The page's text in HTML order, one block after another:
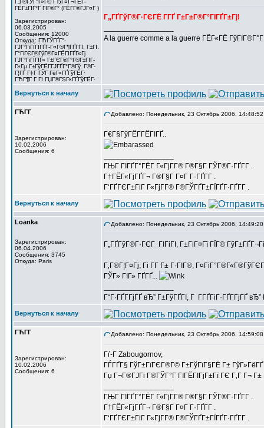
Г„Г®ГЎГ°Г»Г© ГЂГ¤Г¬ГЁГ­
ГЁГ±ГІГ°Г ГІГ®Г° (ГЁГ­Г®ГЈГ¤Г )
Зарегистрирован:
06.03.2005
Сообщения: 12000
Откуда: ГЋГЎГҐГ°-
ГЈГ°ГіГЇГЇГҐГ­-Г¤Г®Г¶ГҐГ­ГІ, Г±ГІ.
Г°ГіГЄГ®ГўГ®Г¤ГЁГІГҐГ«Гј
ГЈГ°ГіГЇГЇГ» Г±ГЄГ®Г°Г®Г±ГІГ­
Г»Гµ Г±ГўГЁГ­ГЈГҐГ°Г®Гў, Г®Г­
Г¦ГҐ Г‡Г ГЎГ ГёГ«ГҐГўГЁГ·
ГЋГ¶Г Г ГІ ГЏГ®ГЅГ«ГҐГўГЁГ·
Г„ГҐГўГ®Г·ГЄГЁ Г­ГҐ Г±Г±Г®Г°ГІГҐГ±Гј!
A la guerre comme a la guerre ГЁГ«ГЁ
Вернуться к началу
ГЋГ­Г
Зарегистрирован:
10.02.2006
Сообщения: 6
Добавлено: Понедельник, 23 Октябрь 2006, 14:48:52
Г€Г§ГўГЁГ­ГЁГІГҐ..
ГЊГ ГІГҐГ°ГЁГ Г«ГјГ­Г® Г®Г§Г ГЎГ®Г·ГҐГ­Г .
Г†ГЁГ«ГјГҐГ¬ Г®Г§Г Г¤Г Г·ГҐГ­Г .
Г‘ГҐГЄГ±ГіГ Г«ГјГ­Г® Г®ГЎГҐГ±ГЇГҐГ·ГҐГ­Г .
Вернуться к началу
Loanka
Зарегистрирован:
06.04.2006
Сообщения: 3745
Откуда: Paris
Добавлено: Понедельник, 23 Октябрь 2006, 14:49:20
Г„ГҐГўГ®Г·ГЄГ ГІГіГІ, Г±ГіГ¤Гї ГЇГ®
Г‚Г®Г¦Г¤Гј, Гі Г­Г Г± Г·ГІГ®,
ГЎГ» ГІГ» ГҐГҐ...
Г“Г·ГҐГ­ГјГҐ вЂ” Г±ГўГҐГІ, Г Г­ГҐГіГ·ГҐГ­ГјГҐ
Вернуться к началу
ГЋГ­Г
Зарегистрирован:
10.02.2006
Сообщения: 6
Добавлено: Понедельник, 23 Октябрь 2006, 14:59:08
Гѓ-Г­ Zabougornov,
ГЃГҐГ§ ГўГ±ГїГЄГ®Г© Г±ГўГїГ§ГЁ Г±
Гџ Г¬Г®ГЈГі Г®ГЎГ°Г ГІГЁГІГјГ±Гї ГЄ Г‚Г Г¬
ГЊГ ГІГҐГ°ГЁГ Г«ГјГ­Г® Г®Г§Г ГЎГ®Г·ГҐГ­Г .
Г†ГЁГ«ГјГҐГ¬ Г®Г§Г Г¤Г Г·ГҐГ­Г .
Г‘ГҐГЄГ±ГіГ Г«ГјГ­Г® Г®ГЎГҐГ±ГЇГҐГ·ГҐГ­Г .